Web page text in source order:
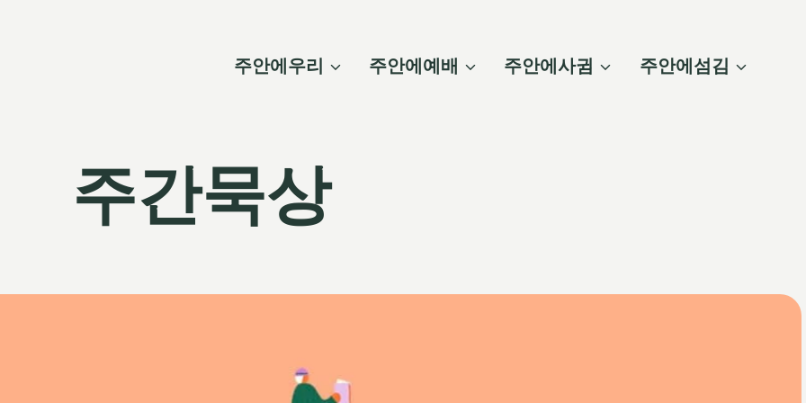
주안에우리 주안에예배 주안에사귐 주안에섬김
주간묵상